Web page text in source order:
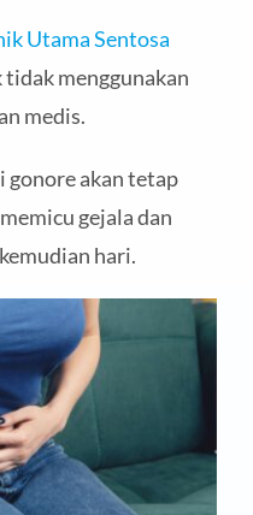
Utama Sentosa
menggunakan
medis.
akan tetap
gejala dan
hari.